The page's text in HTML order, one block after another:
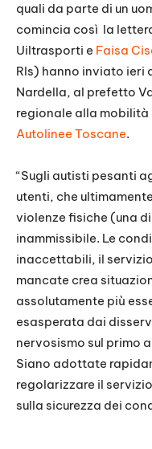
quali da parte di un
comincia così la
Uiltrasporti e Faisa
Rls) hanno inviato ieri
Nardella, al prefetto
regionale alla mobilità
Autolinee Toscane.
“Sugli autisti pesanti
utenti, che
violenze fisiche (una
inammissibile. Le
inaccettabili, il
mancate crea
assolutamente più
esasperata dai
nervosismo sul primo
Siano adottate
regolarizzare il
sulla sicurezza dei